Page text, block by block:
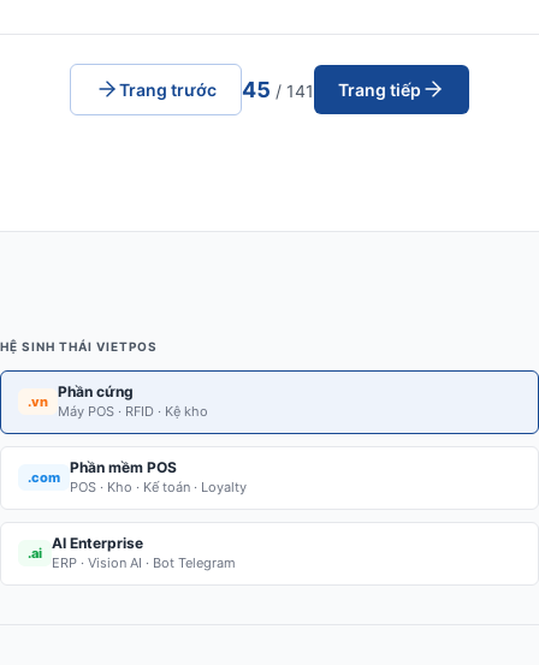
Trang trước 45 / 141 Trang tiếp
HỆ SINH THÁI VIETPOS
.vn
Phần cứng
Máy POS · RFID · Kệ kho
.com
Phần mềm POS
POS · Kho · Kế toán · Loyalty
.ai
AI Enterprise
ERP · Vision AI · Bot Telegram